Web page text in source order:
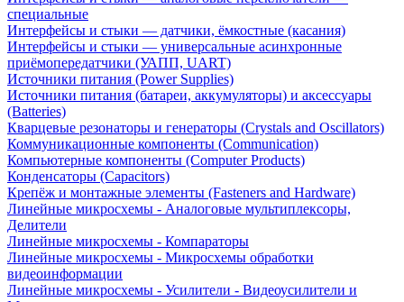
специальные
Интерфейсы и стыки — датчики, ёмкостные (касания)
Интерфейсы и стыки — универсальные асинхронные
приёмопередатчики (УАПП, UART)
Источники питания (Power Supplies)
Источники питания (батареи, аккумуляторы) и аксессуары
(Batteries)
Кварцевые резонаторы и генераторы (Crystals and Oscillators)
Коммуникационные компоненты (Communication)
Компьютерные компоненты (Computer Products)
Конденсаторы (Capacitors)
Крепёж и монтажные элементы (Fasteners and Hardware)
Линейные микросхемы - Аналоговые мультиплексоры,
Делители
Линейные микросхемы - Компараторы
Линейные микросхемы - Микросхемы обработки
видеоинформации
Линейные микросхемы - Усилители - Видеоусилители и